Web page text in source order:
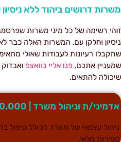
דרושים ביהוד ללא
רשימה של כל מיני משרות
וחלקן עם. המשרות האלה כבר לא
רעיונות לעבודות שאולי
אתכם,פנו אליי בוואצפואבדוק
להתאים.
ת וניהול משרד | 10,000 שח | יהוד
עצמאי של משרד הכולל טיפול
מלאי.